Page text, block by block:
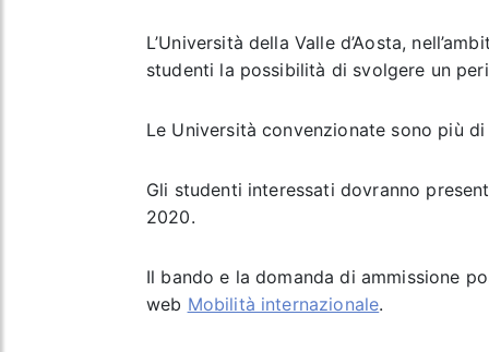
L’Università della Valle d’Aosta,
studenti la possibilità di svolgere un
Le Università convenzionate sono più
Gli studenti interessati dovranno
2020.
Il bando e la domanda di ammissione
web Mobilità internazionale.